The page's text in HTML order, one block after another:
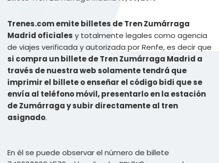
Trenes.com emite billetes de Tren Zumárraga
Madrid oficiales y totalmente legales como agencia
de viajes verificada y autorizada por Renfe, es decir que
si compra un billete de Tren Zumárraga Madrid a
través de nuestra web solamente tendrá que
imprimir el billete o enseñar el código bidi que se
envía al teléfono móvil, presentarlo en la estación
de Zumárraga y subir directamente al tren
asignado.
En él se puede observar el número de billete